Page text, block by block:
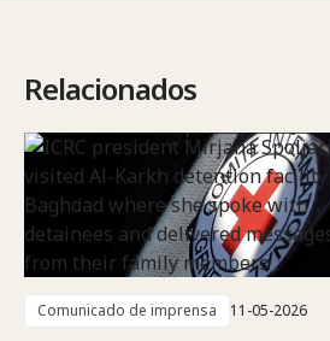
Relacionados
Comunicado de imprensa 11-05-2026